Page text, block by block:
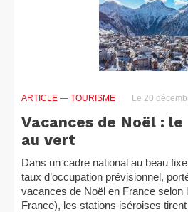
ARTICLE — TOURISME Le 20
Vacances de Noël : le
au vert
Dans un cadre national au beau
taux d’occupation prévisionnel,
vacances de Noël en France selon
France), les stations iséroises